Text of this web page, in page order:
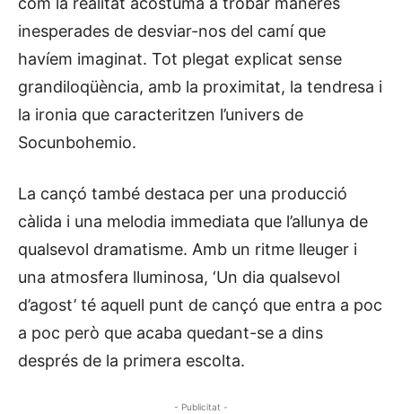
inesperades de desviar-nos del camí que
havíem imaginat. Tot plegat explicat sense
grandiloqüència, amb la proximitat, la tendresa i
la ironia que caracteritzen l’univers de
Socunbohemio.
La cançó també destaca per una producció
càlida i una melodia immediata que l’allunya de
qualsevol dramatisme. Amb un ritme lleuger i
una atmosfera lluminosa, ‘Un dia qualsevol
d’agost’ té aquell punt de cançó que entra a poc
a poc però que acaba quedant-se a dins
després de la primera escolta.
- Publicitat -